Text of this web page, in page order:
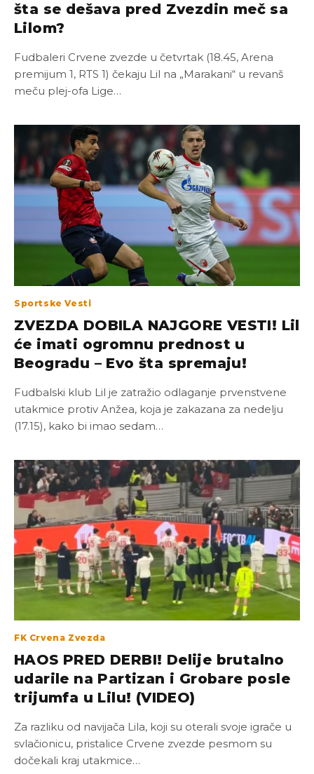
šta se dešava pred Zvezdin meč sa
Lilom?
Fudbaleri Crvene zvezde u četvrtak (18.45, Arena
premijum 1, RTS 1) čekaju Lil na „Marakani“ u revanš
meču plej-ofa Lige…
Sportske Vesti
ZVEZDA DOBILA NAJGORE VESTI! Lil
će imati ogromnu prednost u
Beogradu – Evo šta spremaju!
Fudbalski klub Lil je zatražio odlaganje prvenstvene
utakmice protiv Anžea, koja je zakazana za nedelju
(17.15), kako bi imao sedam…
FK Crvena Zvezda
HAOS PRED DERBI! Delije brutalno
udarile na Partizan i Grobare posle
trijumfa u Lilu! (VIDEO)
Za razliku od navijača Lila, koji su oterali svoje igrače u
svlačionicu, pristalice Crvene zvezde pesmom su
dočekali kraj utakmice…